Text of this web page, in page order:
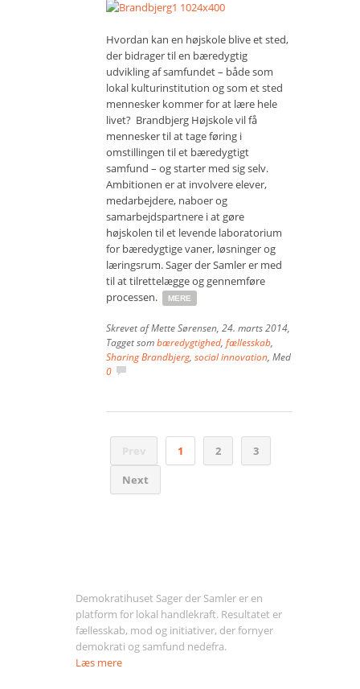
Hvordan kan en højskole blive et sted,
der bidrager til en bæredygtig
udvikling af samfundet – både som
lokal kulturinstitution og som et sted
mennesker kommer for at lære hele
livet? Brandbjerg Højskole vil få
mennesker til at tage føring i
omstillingen til et bæredygtigt
samfund – og starter med sig selv.
Ambitionen er at involvere elever,
medarbejdere, naboer og
samarbejdspartnere i at gøre
højskolen til et levende laboratorium
for bæredygtige vaner, løsninger og
læringsrum. Sager der Samler er med
til at tilrettelægge og gennemføre
processen.
MERE
Skrevet afMette Sørensen, 24. marts 2014,
Tagget sombæredygtighed, fællesskab,
Sharing Brandbjerg, social innovation, Med
0
Prev 1 2
3
Next
Demokratihuset Sager der Samler er en
platform for lokal handlekraft. Resultatet er
fællesskab, mod og initiativer, der fornyer
demokrati og samfund nedefra.
Læs mere